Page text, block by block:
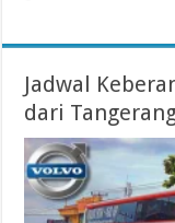
Jadwal
dari